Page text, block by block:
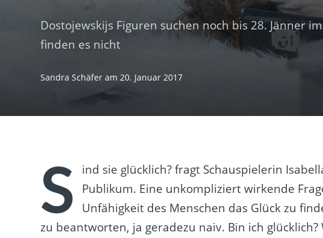
Dostojewskijs Figuren suchen noch bis 28. Jänner
finden es nicht
Sandra Schäferam 20. Januar 2017
S
ind sie glücklich? fragt Schauspielerin
Publikum. Eine unkompliziert wirkende
Unfähigkeit des Menschen das Glück zu
zu beantworten, ja geradezu naiv. Bin ich